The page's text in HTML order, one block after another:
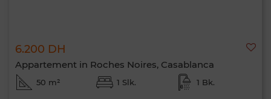
6.200 DH
Appartement in Roches Noires, Casablanca
50 m² 1 Slk. 1 Bk.